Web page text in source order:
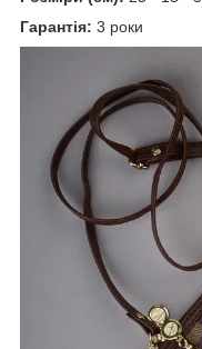
Гарантія: 3 роки